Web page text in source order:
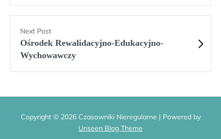
Next Post
Ośrodek Rewalidacyjno-Edukacyjno-
Wychowawczy
Copyright © 2026 Czasowniki Nieregularne | Powered by
Unseen Blog Theme